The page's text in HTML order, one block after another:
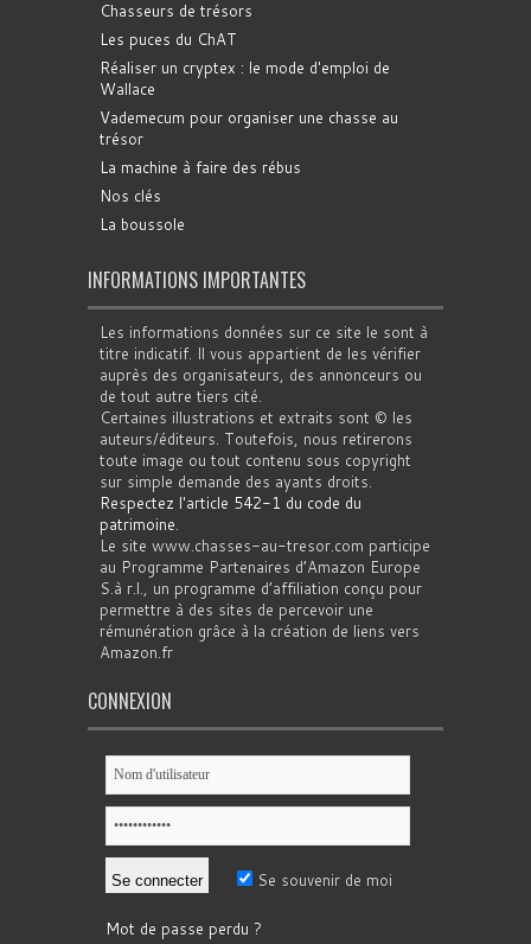
Chasseurs de trésors
Les puces du ChAT
Réaliser un cryptex : le mode d'emploi de
Wallace
Vademecum pour organiser une chasse au
trésor
La machine à faire des rébus
Nos clés
La boussole
INFORMATIONS IMPORTANTES
Les informations données sur ce site le sont à
titre indicatif. Il vous appartient de les vérifier
auprès des organisateurs, des annonceurs ou
de tout autre tiers cité.
Certaines illustrations et extraits sont © les
auteurs/éditeurs. Toutefois, nous retirerons
toute image ou tout contenu sous copyright
sur simple demande des ayants droits.
Respectez l'article 542-1 du code du
patrimoine.
Le site www.chasses-au-tresor.com participe
au Programme Partenaires d’Amazon Europe
S.à r.l., un programme d’affiliation conçu pour
permettre à des sites de percevoir une
rémunération grâce à la création de liens vers
Amazon.fr
CONNEXION
Se souvenir de moi
Mot de passe perdu ?